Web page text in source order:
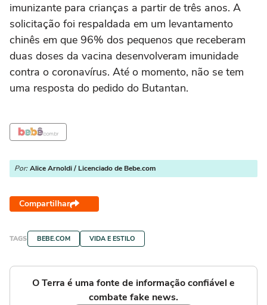
imunizante para crianças a partir de três anos. A
solicitação foi respaldada em um levantamento
chinês em que 96% dos pequenos que receberam
duas doses da vacina desenvolveram imunidade
contra o coronavírus. Até o momento, não se tem
uma resposta do pedido do Butantan.
Por: Alice Arnoldi / Licenciado de Bebe.com
Compartilhar
TAGS BEBE.COM VIDA E ESTILO
O Terra é uma fonte de informação confiável e
combate fake news.